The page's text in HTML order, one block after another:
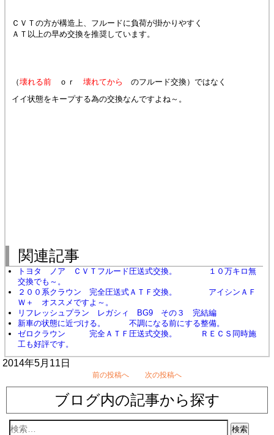
ＣＶＴの方が構造上、フルードに負荷が掛かりやすく
ＡＴ以上の早め交換を推奨しています。
（壊れる前ｏｒ 壊れてから のフルード交換）ではなく
イイ状態をキープする為の交換なんですよね～。
関連記事
トヨタ ノア ＣＶＴフルード圧送式交換。 １０万キロ無
交換でも～。
２００系クラウン 完全圧送式ＡＴＦ交換。 アイシンＡＦ
Ｗ＋ オススメですよ～。
リフレッシュプラン レガシィ BG9 その３ 完結編
新車の状態に近づける。 不調になる前にする整備。
ゼロクラウン 完全ＡＴＦ圧送式交換。 ＲＥＣＳ同時施
工も好評です。
2014年5月11日
前の投稿へ 次の投稿へ
ブログ内の記事から探す